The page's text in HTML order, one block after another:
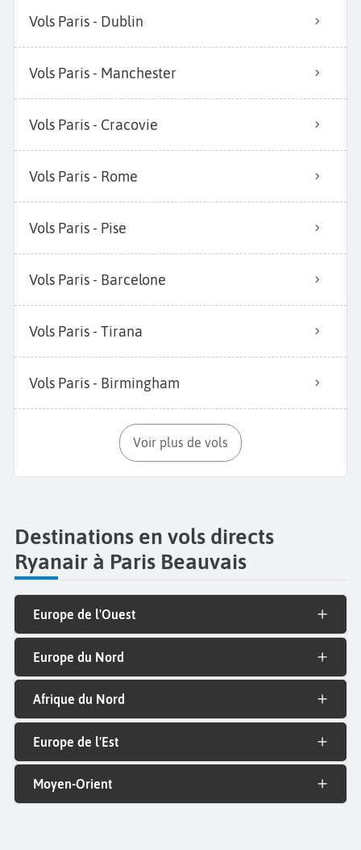
Vols Paris - Dublin
Vols Paris - Manchester
Vols Paris - Cracovie
Vols Paris - Rome
Vols Paris - Pise
Vols Paris - Barcelone
Vols Paris - Tirana
Vols Paris - Birmingham
Voir plus de vols
Destinations en vols directs
Ryanair à Paris Beauvais
Europe de l'Ouest
Europe du Nord
Afrique du Nord
Europe de l'Est
Moyen-Orient